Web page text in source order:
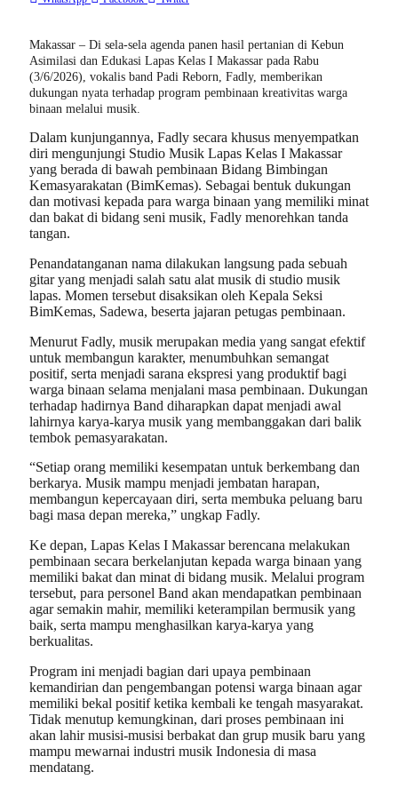
Makassar – Di sela-sela agenda panen hasil pertanian di Kebun
Asimilasi dan Edukasi Lapas Kelas I Makassar pada Rabu
(3/6/2026), vokalis band Padi Reborn, Fadly, memberikan
dukungan nyata terhadap program pembinaan kreativitas warga
binaan melalui musik.
Dalam kunjungannya, Fadly secara khusus menyempatkan
diri mengunjungi Studio Musik Lapas Kelas I Makassar
yang berada di bawah pembinaan Bidang Bimbingan
Kemasyarakatan (BimKemas). Sebagai bentuk dukungan
dan motivasi kepada para warga binaan yang memiliki minat
dan bakat di bidang seni musik, Fadly menorehkan tanda
tangan.
Penandatanganan nama dilakukan langsung pada sebuah
gitar yang menjadi salah satu alat musik di studio musik
lapas. Momen tersebut disaksikan oleh Kepala Seksi
BimKemas, Sadewa, beserta jajaran petugas pembinaan.
Menurut Fadly, musik merupakan media yang sangat efektif
untuk membangun karakter, menumbuhkan semangat
positif, serta menjadi sarana ekspresi yang produktif bagi
warga binaan selama menjalani masa pembinaan. Dukungan
terhadap hadirnya Band diharapkan dapat menjadi awal
lahirnya karya-karya musik yang membanggakan dari balik
tembok pemasyarakatan.
“Setiap orang memiliki kesempatan untuk berkembang dan
berkarya. Musik mampu menjadi jembatan harapan,
membangun kepercayaan diri, serta membuka peluang baru
bagi masa depan mereka,” ungkap Fadly.
Ke depan, Lapas Kelas I Makassar berencana melakukan
pembinaan secara berkelanjutan kepada warga binaan yang
memiliki bakat dan minat di bidang musik. Melalui program
tersebut, para personel Band akan mendapatkan pembinaan
agar semakin mahir, memiliki keterampilan bermusik yang
baik, serta mampu menghasilkan karya-karya yang
berkualitas.
Program ini menjadi bagian dari upaya pembinaan
kemandirian dan pengembangan potensi warga binaan agar
memiliki bekal positif ketika kembali ke tengah masyarakat.
Tidak menutup kemungkinan, dari proses pembinaan ini
akan lahir musisi-musisi berbakat dan grup musik baru yang
mampu mewarnai industri musik Indonesia di masa
mendatang.